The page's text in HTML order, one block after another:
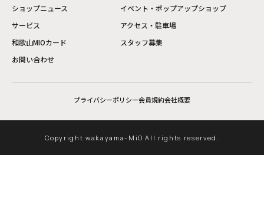
ショップニュース
イベント・ポップアップショップ
サービス
アクセス・駐車場
和歌山MIOカード
スタッフ募集
お問い合わせ
プライバシーポリシー会員規約会社概要
Copyright wakayama-MiO All rights reserved.